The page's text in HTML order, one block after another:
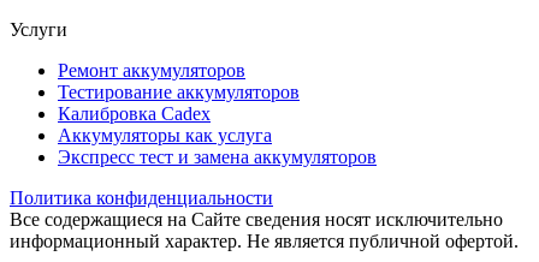
Услуги
Ремонт аккумуляторов
Тестирование аккумуляторов
Калибровка Cadex
Аккумуляторы как услуга
Экспресс тест и замена аккумуляторов
Политика конфиденциальности
Все содержащиеся на Сайте сведения носят исключительно
информационный характер. Не является публичной офертой.